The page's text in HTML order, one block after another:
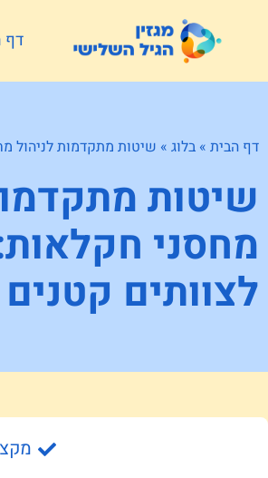
דף
דף הבית » בלוג » שיטות מתקדמות לניהול
שיטות
מחסני
לצוותים קטנים